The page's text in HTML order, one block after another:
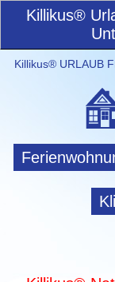
Killikus®
Killikus® URLAUB